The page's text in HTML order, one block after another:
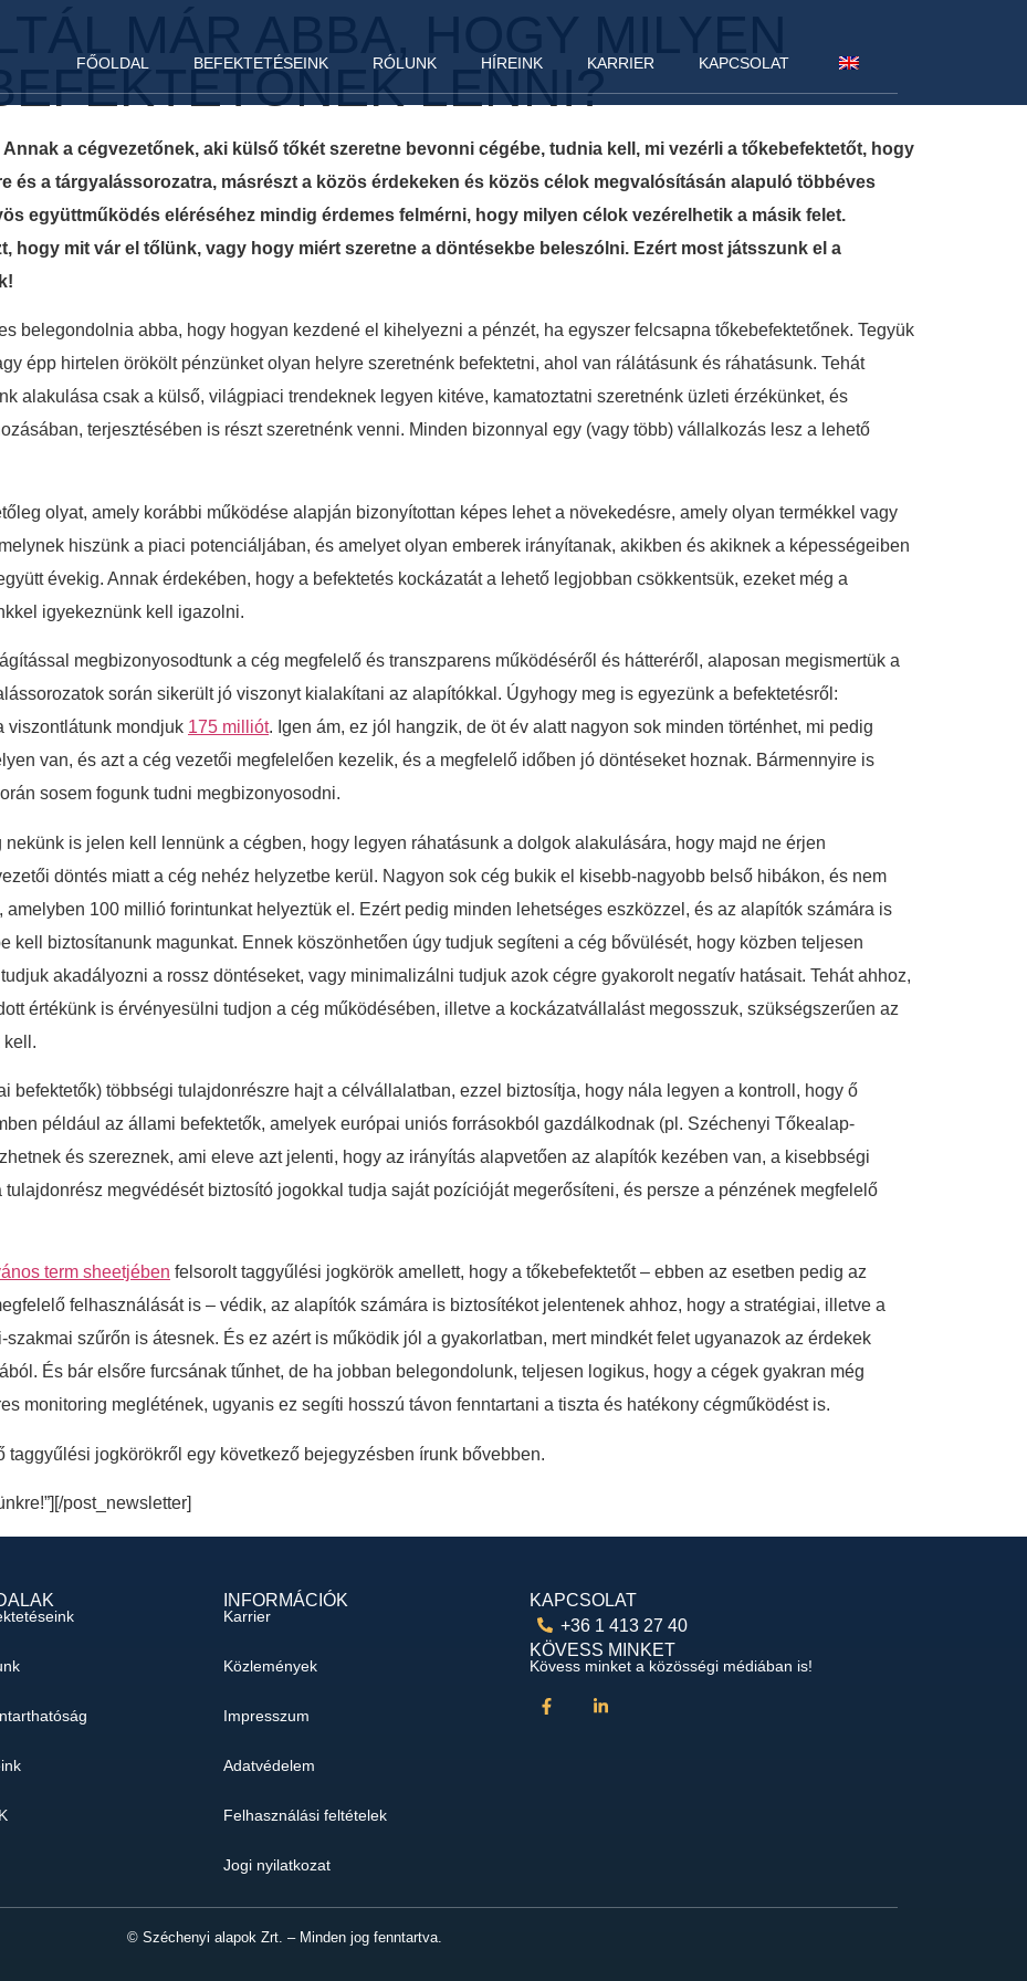
FŐOLDAL BEFEKTETÉSEINK RÓLUNK HÍREINK KARRIER KAPCSOLAT
MÁR ABBA, HOGY MILYEN
LENNI?
Annak a cégvezetőnek, aki külső tőkét szeretne bevonni cégébe, tudnia kell, mi vezérli a tőkebefektetőt, hogy
és a tárgyalássorozatra, másrészt a közös érdekeken és közös célok megvalósításán alapuló többéves
együttműködés eléréséhez mindig érdemes felmérni, hogy milyen célok vezérelhetik a másik felet.
hogy mit vár el tőlünk, vagy hogy miért szeretne a döntésekbe beleszólni. Ezért most játsszunk el a
belegondolnia abba, hogy hogyan kezdené el kihelyezni a pénzét, ha egyszer felcsapna tőkebefektetőnek. Tegyük
épp hirtelen örökölt pénzünket olyan helyre szeretnénk befektetni, ahol van rálátásunk és ráhatásunk. Tehát
alakulása csak a külső, világpiaci trendeknek legyen kitéve, kamatoztatni szeretnénk üzleti érzékünket, és
terjesztésében is részt szeretnénk venni. Minden bizonnyal egy (vagy több) vállalkozás lesz a lehető
olyat, amely korábbi működése alapján bizonyítottan képes lehet a növekedésre, amely olyan termékkel vagy
hiszünk a piaci potenciáljában, és amelyet olyan emberek irányítanak, akikben és akiknek a képességeiben
évekig. Annak érdekében, hogy a befektetés kockázatát a lehető legjobban csökkentsük, ezeket még a
igyekeznünk kell igazolni.
megbizonyosodtunk a cég megfelelő és transzparens működéséről és hátteréről, alaposan megismertük a
során sikerült jó viszonyt kialakítani az alapítókkal. Úgyhogy meg is egyezünk a befektetésről:
viszontlátunk mondjuk 175 milliót. Igen ám, ez jól hangzik, de öt év alatt nagyon sok minden történhet, mi pedig
van, és azt a cég vezetői megfelelően kezelik, és a megfelelő időben jó döntéseket hoznak. Bármennyire is
sosem fogunk tudni megbizonyosodni.
is jelen kell lennünk a cégben, hogy legyen ráhatásunk a dolgok alakulására, hogy majd ne érjen
döntés miatt a cég nehéz helyzetbe kerül. Nagyon sok cég bukik el kisebb-nagyobb belső hibákon, és nem
100 millió forintunkat helyeztük el. Ezért pedig minden lehetséges eszközzel, és az alapítók számára is
kell biztosítanunk magunkat. Ennek köszönhetően úgy tudjuk segíteni a cég bővülését, hogy közben teljesen
akadályozni a rossz döntéseket, vagy minimalizálni tudjuk azok cégre gyakorolt negatív hatásait. Tehát ahhoz,
értékünk is érvényesülni tudjon a cég működésében, illetve a kockázatvállalást megosszuk, szükségszerűen az
kell.
befektetők) többségi tulajdonrészre hajt a célvállalatban, ezzel biztosítja, hogy nála legyen a kontroll, hogy ő
például az állami befektetők, amelyek európai uniós forrásokból gazdálkodnak (pl. Széchenyi Tőkealap-
és szereznek, ami eleve azt jelenti, hogy az irányítás alapvetően az alapítók kezében van, a kisebbségi
megvédését biztosító jogokkal tudja saját pozícióját megerősíteni, és persze a pénzének megfelelő
term sheetjében felsorolt taggyűlési jogkörök amellett, hogy a tőkebefektetőt – ebben az esetben pedig az
felhasználását is – védik, az alapítók számára is biztosítékot jelentenek ahhoz, hogy a stratégiai, illetve a
szűrőn is átesnek. És ez azért is működik jól a gyakorlatban, mert mindkét felet ugyanazok az érdekek
És bár elsőre furcsának tűnhet, de ha jobban belegondolunk, teljesen logikus, hogy a cégek gyakran még
monitoring meglétének, ugyanis ez segíti hosszú távon fenntartani a tiszta és hatékony cégműködést is.
jogkörökről egy következő bejegyzésben írunk bővebben.
post_newsletter]
INFORMÁCIÓK
Karrier
Közlemények
Impresszum
Adatvédelem
Felhasználási feltételek
Jogi nyilatkozat
KAPCSOLAT
+36 1 413 27 40
KÖVESS MINKET
Kövess minket a közösségi médiában is!
© Széchenyi alapok Zrt. – Minden jog fenntartva.